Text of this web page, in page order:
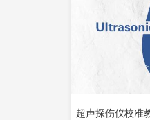
超声探伤仪校准